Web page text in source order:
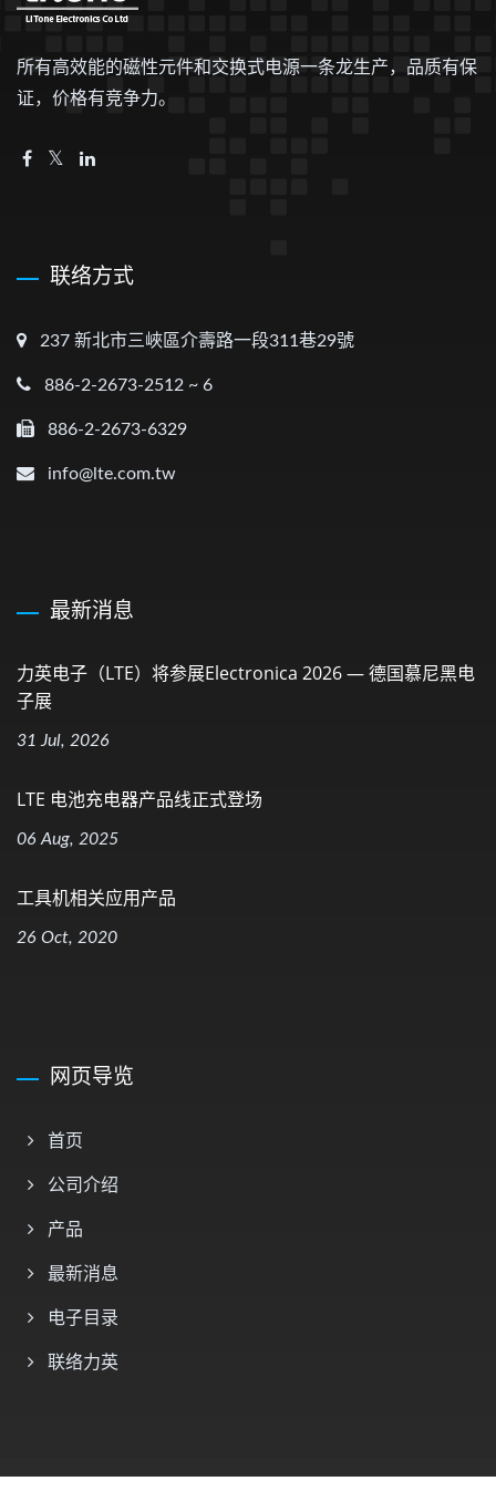
所有高效能的磁性元件和交换式电源一条龙生产，品质有保
证，价格有竞争力。
联络方式
237 新北市三峽區介壽路一段311巷29號
886-2-2673-2512 ~ 6
886-2-2673-6329
info@lte.com.tw
最新消息
力英电子（LTE）将参展electronica 2026 — 德国慕尼黑电
子展
31 Jul, 2026
LTE 电池充电器产品线正式登场
06 Aug, 2025
工具机相关应用产品
26 Oct, 2020
网页导览
首页
公司介绍
产品
最新消息
电子目录
联络力英